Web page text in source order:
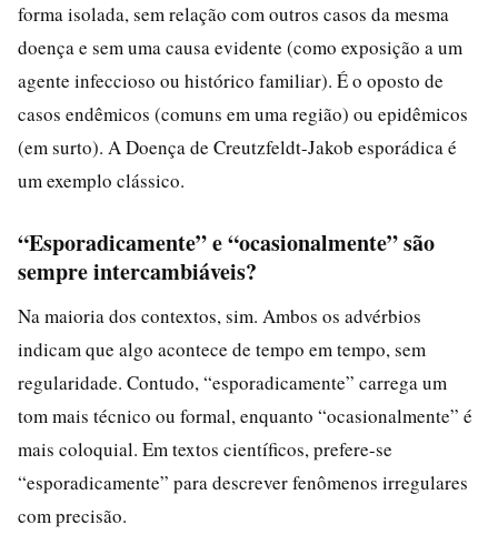
forma isolada, sem relação com outros casos da mesma
doença e sem uma causa evidente (como exposição a um
agente infeccioso ou histórico familiar). É o oposto de
casos endêmicos (comuns em uma região) ou epidêmicos
(em surto). A Doença de Creutzfeldt-Jakob esporádica é
um exemplo clássico.
“Esporadicamente” e “ocasionalmente” são
sempre intercambiáveis?
Na maioria dos contextos, sim. Ambos os advérbios
indicam que algo acontece de tempo em tempo, sem
regularidade. Contudo, “esporadicamente” carrega um
tom mais técnico ou formal, enquanto “ocasionalmente” é
mais coloquial. Em textos científicos, prefere-se
“esporadicamente” para descrever fenômenos irregulares
com precisão.